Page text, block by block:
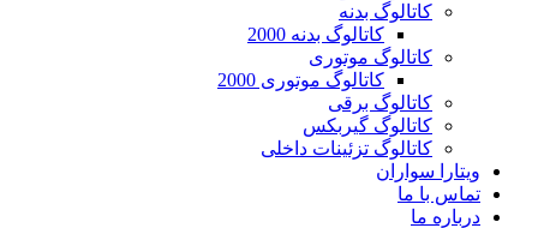
کاتالوگ بدنه
کاتالوگ بدنه 2000
کاتالوگ موتوری
کاتالوگ موتوری 2000
کاتالوگ برقی
کاتالوگ گیربکس
کاتالوگ تزئینات داخلی
ویتارا سواران
تماس با ما
درباره ما